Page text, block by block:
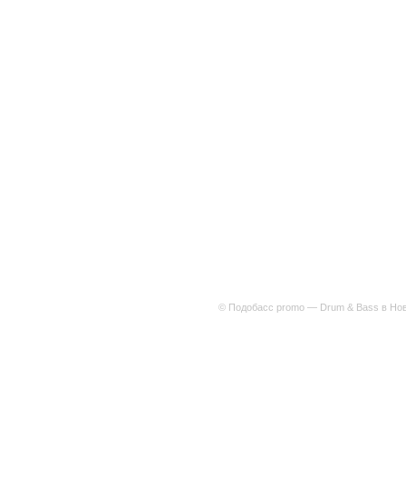
© Подобасс promo — Drum & Bass в